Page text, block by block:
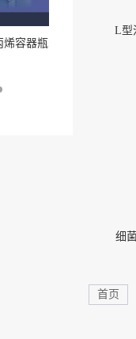
容器瓶
L型
细
首页